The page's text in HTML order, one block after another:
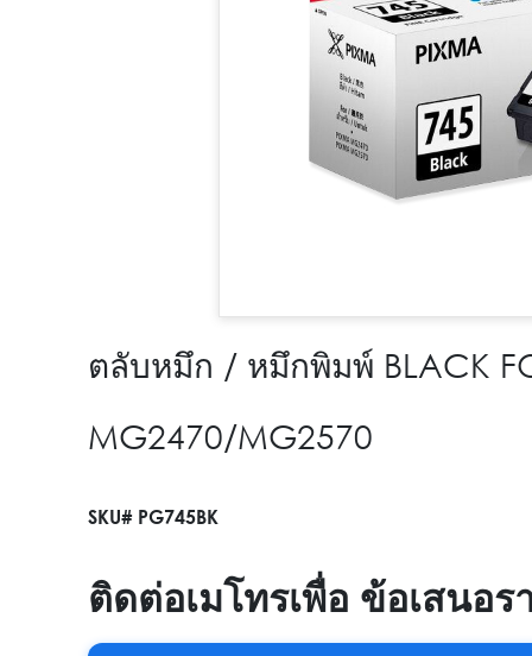
ตลับหมึก / หมึกพิมพ์ BLACK
MG2470/MG2570
SKU# PG745BK
ติดต่อเมโทรเพื่อ ข้อเสนอร